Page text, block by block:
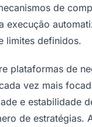
de
execução
limites definidos.
plataformas de
vez mais
e estabilidade
de estratégias.